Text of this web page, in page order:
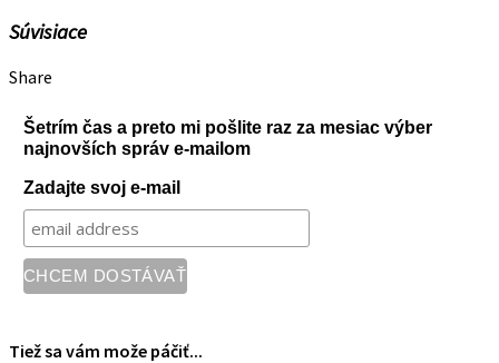
Súvisiace
Share
Šetrím čas a preto mi pošlite raz za mesiac výber
najnovších správ e-mailom
Zadajte svoj e-mail
Tiež sa vám može páčiť...